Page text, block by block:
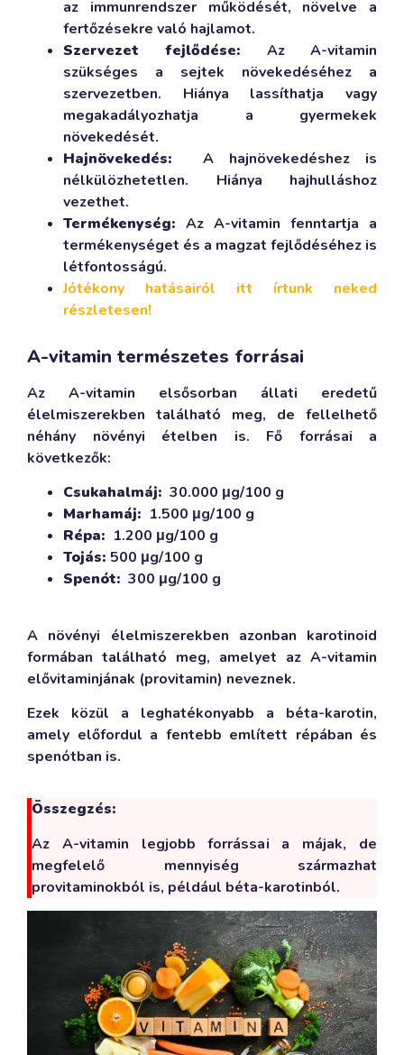
az immunrendszer működését, növelve a
fertőzésekre való hajlamot.
Szervezet fejlődése: Az A-vitamin
szükséges a sejtek növekedéséhez a
szervezetben. Hiánya lassíthatja vagy
megakadályozhatja a gyermekek
növekedését.
Hajnövekedés:
A hajnövekedéshez is
nélkülözhetetlen. Hiánya hajhulláshoz
vezethet.
Termékenység: Az A-vitamin fenntartja a
termékenységet és a magzat fejlődéséhez is
létfontosságú.
Jótékony hatásairól itt írtunk neked
részletesen!
A-vitamin természetes forrásai
Az A-vitamin elsősorban állati eredetű
élelmiszerekben található meg, de fellelhető
néhány növényi ételben is. Fő forrásai a
következők:
Csukahalmáj: 30.000 μg/100 g
Marhamáj: 1.500 μg/100 g
Répa: 1.200 μg/100 g
Tojás: 500 μg/100 g
Spenót: 300 μg/100 g
A növényi élelmiszerekben azonban karotinoid
formában található meg, amelyet az A-vitamin
elővitaminjának (provitamin) neveznek.
Ezek közül a leghatékonyabb a béta-karotin,
amely előfordul a fentebb említett répában és
spenótban is.
Összegzés:
Az A-vitamin legjobb forrássai a májak, de
megfelelő mennyiség származhat
provitaminokból is, például béta-karotinból.